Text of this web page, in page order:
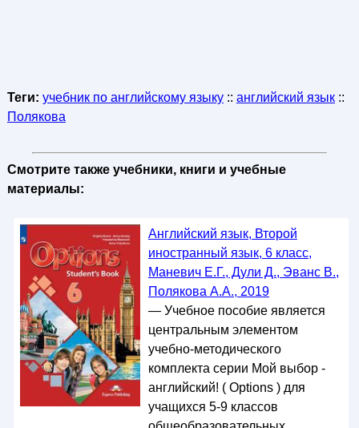
Теги: учебник по английскому языку:: английский язык::
Полякова
Смотрите также учебники, книги и учебные
материалы:
Английский язык, Второй
иностранный язык, 6 класс,
Маневич Е.Г., Дули Д., Эванс В.,
Полякова А.А., 2019
— Учебное пособие является
центральным элементом
учебно-методического
комплекта серии Мой выбор -
английский! ( Options ) для
учащихся 5-9 классов